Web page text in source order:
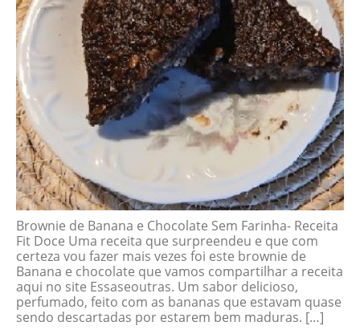
Brownie de Banana e Chocolate Sem Farinha- Receita
Fit Doce Uma receita que surpreendeu e que com
certeza vou fazer mais vezes foi este brownie de
Banana e chocolate que vamos compartilhar a receita
aqui no site Essaseoutras. Um sabor delicioso,
perfumado, feito com as bananas que estavam quase
sendo descartadas por estarem bem maduras. […]